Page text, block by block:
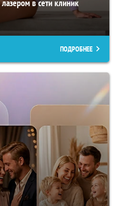
в сети клиник
ПОДРОБНЕЕ